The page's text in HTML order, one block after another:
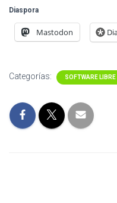
Diaspora
Mastodon
Categorías: SOFTWARE LIBRE